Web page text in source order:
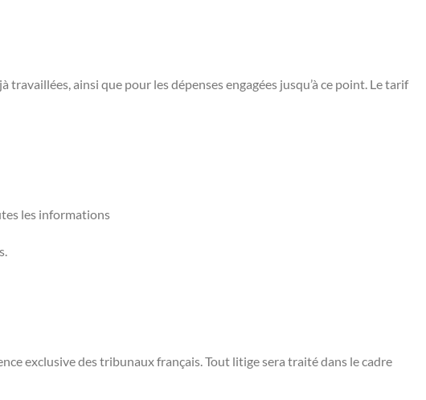
ainsi que pour les dépenses engagées jusqu’à ce point. Le tarif
les informations
exclusive des tribunaux français. Tout litige sera traité dans le cadre